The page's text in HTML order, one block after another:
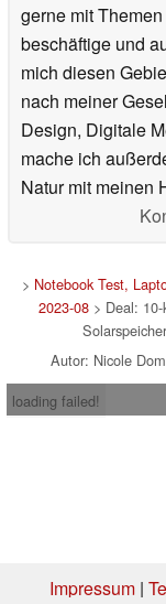
gerne mit
beschäftige und
mich diesen
nach meiner
Design, Digitale
mache ich
Natur mit meinen
> Notebook Test,
2023-08 > Deal:
Autor: Nicole
loading failed!
Impressum|